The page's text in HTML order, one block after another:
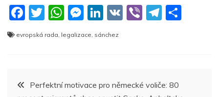
F
c
o
T
w
itt
W
at
p
M
ss
g
Li
n
k
n
V
Vi T
m
evropská rada legalizace sánchez
Navigace
Perfektní motivace pro německé voliče: 80